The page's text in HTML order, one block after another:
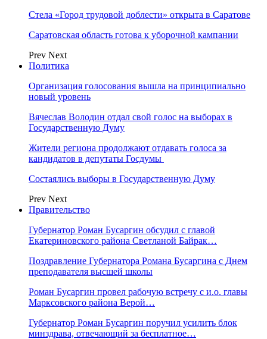
Стела «Город трудовой доблести» открыта в Саратове
Саратовская область готова к уборочной кампании
Prev Next
Политика
Организация голосования вышла на принципиально
новый уровень
Вячеслав Володин отдал свой голос на выборах в
Государственную Думу
Жители региона продолжают отдавать голоса за
кандидатов в депутаты Госдумы
Состаялись выборы в Государственную Думу
Prev Next
Правительство
Губернатор Роман Бусаргин обсудил с главой
Екатериновского района Светланой Байрак…
Поздравление Губернатора Романа Бусаргина с Днем
преподавателя высшей школы
Роман Бусаргин провел рабочую встречу с и.о. главы
Марксовского района Верой…
Губернатор Роман Бусаргин поручил усилить блок
минздрава, отвечающий за бесплатное…